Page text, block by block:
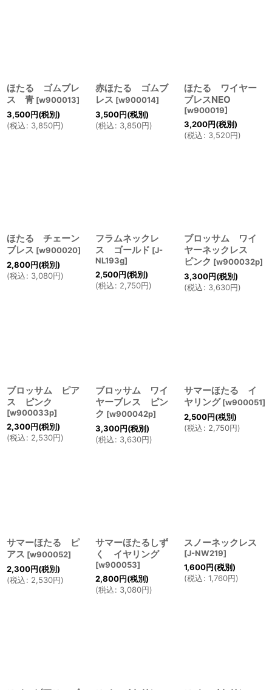
ほたる ゴムブレ
ス 青 [w900013]
3,500円(税別)
(税込: 3,850円)
赤ほたる ゴムブ
レス [w900014]
3,500円(税別)
(税込: 3,850円)
ほたる ワイヤー
ブレスNEO
[w900019]
3,200円(税別)
(税込: 3,520円)
ほたる チェーン
ブレス [w900020]
2,800円(税別)
(税込: 3,080円)
フラムネックレ
ス ゴールド [J-
NL193g]
2,500円(税別)
(税込: 2,750円)
ブロッサム ワイ
ヤーネックレス
ピンク [w900032p]
3,300円(税別)
(税込: 3,630円)
ブロッサム ピア
ス ピンク
[w900033p]
2,300円(税別)
(税込: 2,530円)
ブロッサム ワイ
ヤーブレス ピン
ク [w900042p]
3,300円(税別)
(税込: 3,630円)
サマーほたる イ
ヤリング [w900051]
2,500円(税別)
(税込: 2,750円)
サマーほたる ピ
アス [w900052]
2,300円(税別)
(税込: 2,530円)
サマーほたるしず
く イヤリング
[w900053]
2,800円(税別)
(税込: 3,080円)
スノーネックレス
[J-NW219]
1,600円(税別)
(税込: 1,760円)